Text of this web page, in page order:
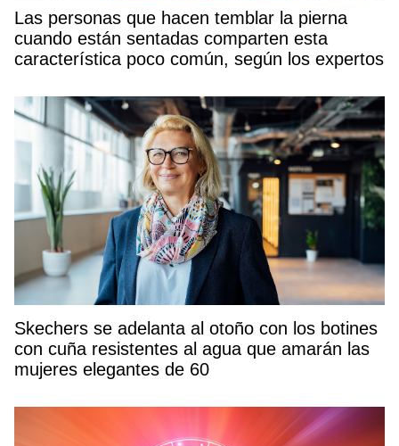
Las personas que hacen temblar la pierna
cuando están sentadas comparten esta
característica poco común, según los expertos
Skechers se adelanta al otoño con los botines
con cuña resistentes al agua que amarán las
mujeres elegantes de 60